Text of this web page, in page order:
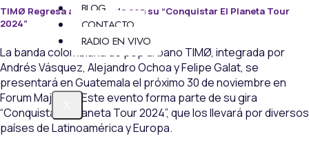
BLOG
CONTACTO
RADIO EN VIVO
TIMØ Regresa a Guatemala con su “Conquistar El Planeta Tour
2024”
La banda colombiana de pop urbano TIMØ, integrada por
Andrés Vásquez, Alejandro Ochoa y Felipe Galat, se
presentará en Guatemala el próximo 30 de noviembre en
Forum Majadas. Este evento forma parte de su gira
“Conquistar El Planeta Tour 2024”, que los llevará por diversos
países de Latinoamérica y Europa.